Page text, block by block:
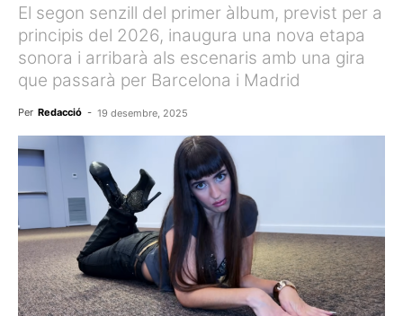
El segon senzill del primer àlbum, previst per a
principis del 2026, inaugura una nova etapa
sonora i arribarà als escenaris amb una gira
que passarà per Barcelona i Madrid
Per Redacció - 19 desembre, 2025